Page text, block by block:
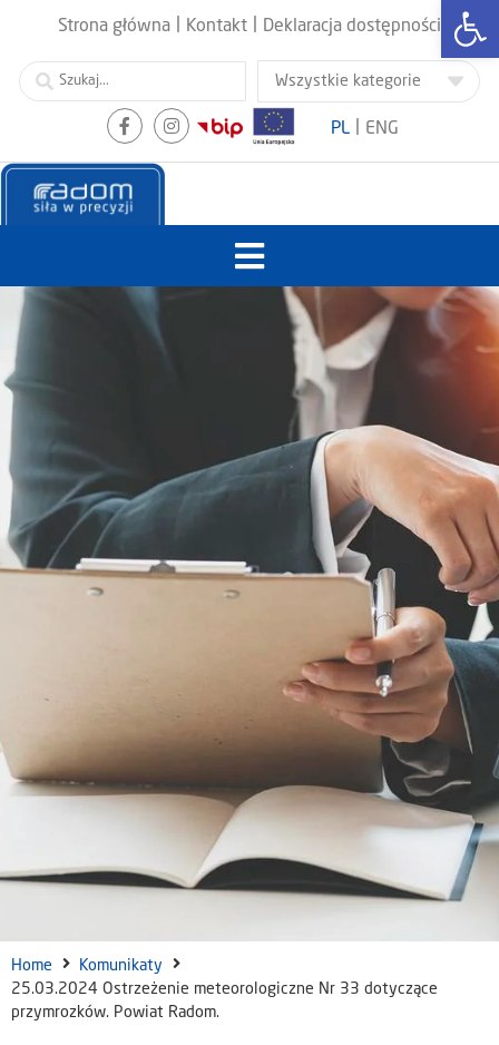
Strona główna Kontakt Deklaracja dostępności
PL ENG
Home
Komunikaty
25.03.2024 Ostrzeżenie meteorologiczne Nr 33 dotyczące
przymrozków. Powiat Radom.